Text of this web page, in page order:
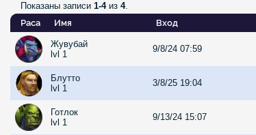
Показаны записи 1-4из 4.
Раса
Имя Вход
Жувубай
lvl 1
9/8/24 07:59
Блутто
lvl 1
3/8/25 19:04
Готлок
lvl 1
9/13/24 15:07